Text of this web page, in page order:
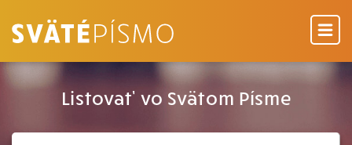
Listovať vo Svätom Písme